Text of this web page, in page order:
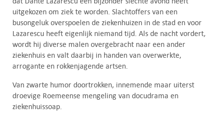
uitgekozen om ziek te worden. Slachtoffers van een
busongeluk overspoelen de ziekenhuizen in de stad en voor
Lazarescu heeft eigenlijk niemand tijd. Als de nacht vordert,
wordt hij diverse malen overgebracht naar een ander
ziekenhuis en valt daarbij in handen van overwerkte,
arrogante en rokkenjagende artsen.
Van zwarte humor doortrokken, innemende maar uiterst
droevige Roemeense mengeling van docudrama en
ziekenhuissoap.